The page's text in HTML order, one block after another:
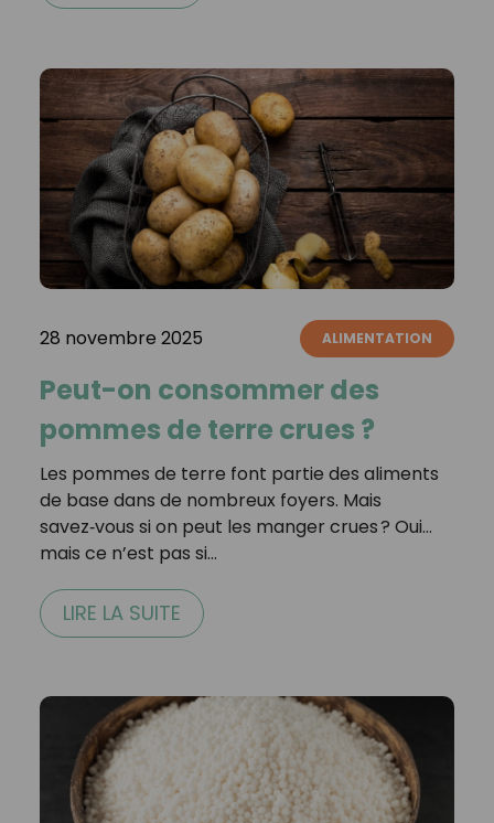
28 novembre 2025 ALIMENTATION
Peut-on consommer des
pommes de terre crues ?
Les pommes de terre font partie des aliments
de base dans de nombreux foyers. Mais
savez‑vous si on peut les manger crues ? Oui…
mais ce n’est pas si…
LIRE LA SUITE